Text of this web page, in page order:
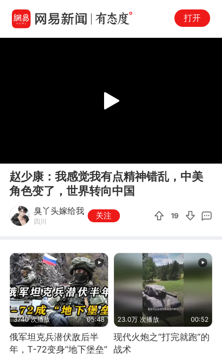
打开
Play
赵少康：我感觉我有点精神错乱，中美
角色变了，世界转向中国
臭丫头嫁给我
四川
关注 19
3740 次播放 05:48
俄军坦克兵潜伏敌后半
年，T-72变身“地下堡垒”
23.0万 次播放 00:52
现代火炮之“打完就跑”的
战术